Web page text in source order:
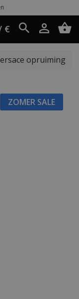
€
opruiming
ZOMER SALE